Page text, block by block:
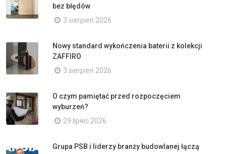
bez błędów
3 sierpień 2026
Nowy standard wykończenia baterii z kolekcji
ZAFFIRO
3 sierpień 2026
O czym pamiętać przed rozpoczęciem
wyburzeń?
29 lipiec 2026
Grupa PSB i liderzy branży budowlanej łączą